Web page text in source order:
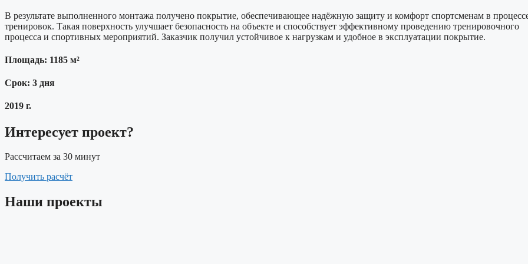
В результате выполненного монтажа получено покрытие, обеспечивающее надёжную защиту и комфорт спортсменам в
тренировок. Такая поверхность улучшает безопасность на объекте и способствует эффективному проведению тренировочного
процесса и спортивных мероприятий. Заказчик получил устойчивое к нагрузкам и удобное в эксплуатации покрытие.
Площадь: 1185 м²
Срок: 3 дня
2019 г.
Интересует проект?
Рассчитаем за 30 минут
Получить расчёт
Наши проекты